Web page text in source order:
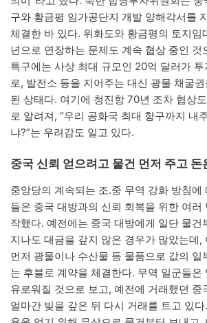
구와 황금평 임가공단지 개발 양해각서를
체결한 바 있다. 위화도와 황금평의 토지임
년으로 연장하는 문제도 계속 협상 중인 것
특구에는 사상 최대 규모인 20억 달러가
로, 발전소 등을 지어주는 대신 광물 채굴
된 상태다. 여기에 청진항 70년 조차 협상
로 알려져, “우리 공화국 최대 항구까지 내
냐?”는 우려감도 일고 있다.
중국 신뢰 얻으려고 물건 먼저 주고 돈
중앙당의 계속되는 조․중 무역 강화 방침
들은 중국 대방과의 신뢰 회복을 위한 여러
작했다. 예전에는 중국 대방에게 일단 물
지나도 대금을 갚지 않은 경우가 많았는데,
먼저 광물이나 수산물 등 물품으로 값의 일
는 후불로 계약을 체결한다. 무역 일군들은
유로워질 것으로 보고, 예전에 거래했던 중
얼마간 빚을 갚은 뒤 다시 거래를 트고 있